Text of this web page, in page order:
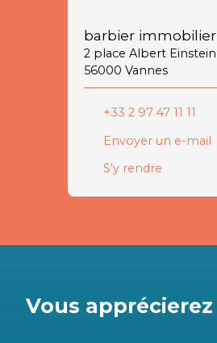
barbier immobilier
2 place Albert Einstein
56000 Vannes
+33 2 97 47 11 11
Envoyer un e-mail
S'y rendre
Vous apprécierez